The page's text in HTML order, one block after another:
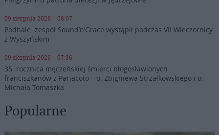
09 sierpnia 2026 | 08:07
Podhale: zespół Sound’n’Grace wystąpił podczas VII Wieczornicy
z Wyszyńskim
09 sierpnia 2026 | 07:36
35. rocznica męczeńskiej śmierci błogosławionych
franciszkanów z Pariacoto – o. Zbigniewa Strzałkowskiego i o.
Michała Tomaszka
Popularne